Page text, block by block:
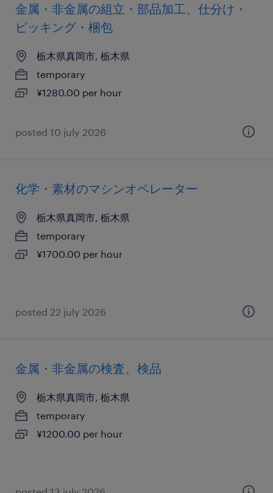
金属・非金属の組立・部品加工、仕分け・
ピッキング・梱包
栃木県真岡市, 栃木県
temporary
¥1280.00 per hour
posted 10 july 2026
化学・素材のマシンオペレーター
栃木県真岡市, 栃木県
temporary
¥1700.00 per hour
posted 22 july 2026
金属・非金属の検査、検品
栃木県真岡市, 栃木県
temporary
¥1200.00 per hour